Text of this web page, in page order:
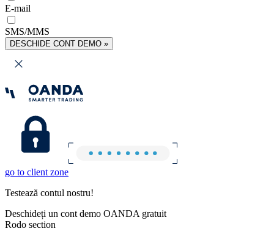
E-mail
SMS/MMS
DESCHIDE CONT DEMO »
go to client zone
Testează contul nostru!
Deschideți un cont demo OANDA gratuit
Rodo section